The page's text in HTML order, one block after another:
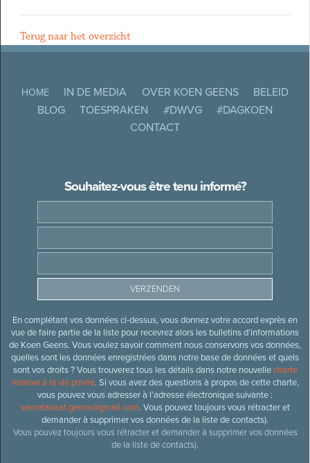
Terug naar het overzicht
HOME IN DE MEDIA OVER KOEN GEENS
BELEID
BLOG
TOESPRAKEN #DWVG
#DAGKOEN
CONTACT
Souhaitez-vous être tenu informé?
En complétant vos données ci-dessus, vous donnez votre accord exprès en
vue de faire partie de la liste pour recevrez alors les bulletins d’informations
de Koen Geens. Vous voulez savoir comment nous conservons vos données,
quelles sont les données enregistrées dans notre base de données et quels
sont vos droits ? Vous trouverez tous les détails dans notre nouvellecharte
relative à la vie privée. Si vous avez des questions à propos de cette charte,
vous pouvez vous adresser à l’adresse électronique suivante :
secretariaat.geens@gmail.com. Vous pouvez toujours vous rétracter et
demander à supprimer vos données de la liste de contacts).
Vous pouvez toujours vous rétracter et demander à supprimer vos données
de la liste de contacts).